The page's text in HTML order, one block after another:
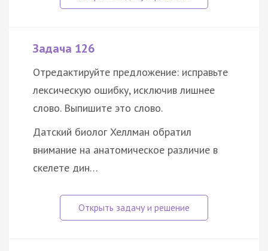
Задача 126
Отредактируйте предложение: исправьте
лексическую ошибку, исключив лишнее
слово. Выпишите это слово.
Датский биолог Хеллман обратил
внимание на анатомическое различие в
скелете дин…